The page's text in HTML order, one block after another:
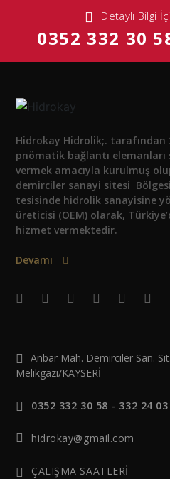
Detaylı Bilgi
0352 332 30
Hidrokay Hidrolik;. tarafından
pnömatik bağlantı
vermek amacıyla kurulmuş
demirciler sanayi sitesi
tesisinde hidrolik sanayisine
üreticisi (OEM) olarak,
hizmet vermektedir.
Devamı
Anbar Mah. Demirciler San.
Melikgazi/KAYSERİ
0352 332 30 58 - 332 24 03
hidrokay@gmail.com
ÇALIŞMA SAATLERİ